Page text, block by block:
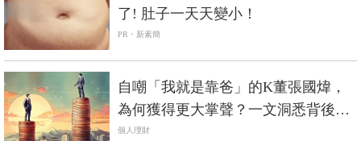
了! 肚子一天天變小！
PR・新素簡
自嘲「我就是靠爸」的K董張國煒，
為何獲得更大掌聲？一文洞悉背後的
社會邏輯
個人理財